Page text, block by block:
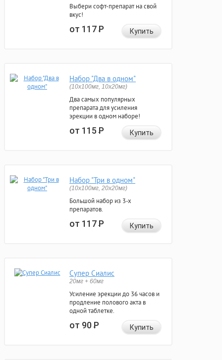
Выбери софт-препарат на свой
вкус!
от 117Р Купить
Набор "Два в одном"
(10x100мг, 10x20мг)
Два самых популярных
препарата для усиления
эрекции в одном наборе!
от 115Р Купить
Набор "Три в одном"
(10x100мг, 20x20мг)
Большой набор из 3-х
препаратов.
от 117Р Купить
Супер Сиалис
20мг + 60мг
Усиление эрекции до 36 часов и
продление полового акта в
одной таблетке.
от 90Р Купить